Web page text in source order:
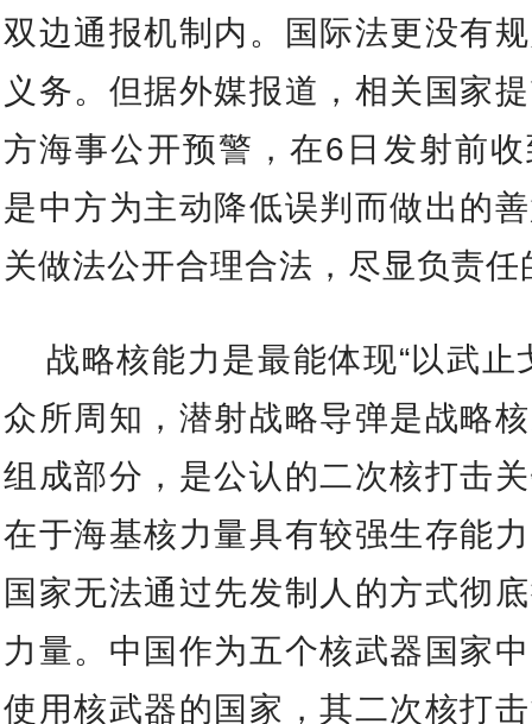
双边通报机制内。国际法更没有
义务。但据外媒报道，相关国家
方海事公开预警，在6日发射前
是中方为主动降低误判而做出的
关做法公开合理合法，尽显负责
战略核能力是最能体现“以武止
众所周知，潜射战略导弹是战略
组成部分，是公认的二次核打击
在于海基核力量具有较强生存能
国家无法通过先发制人的方式彻
力量。中国作为五个核武器国家
使用核武器的国家，其二次核打